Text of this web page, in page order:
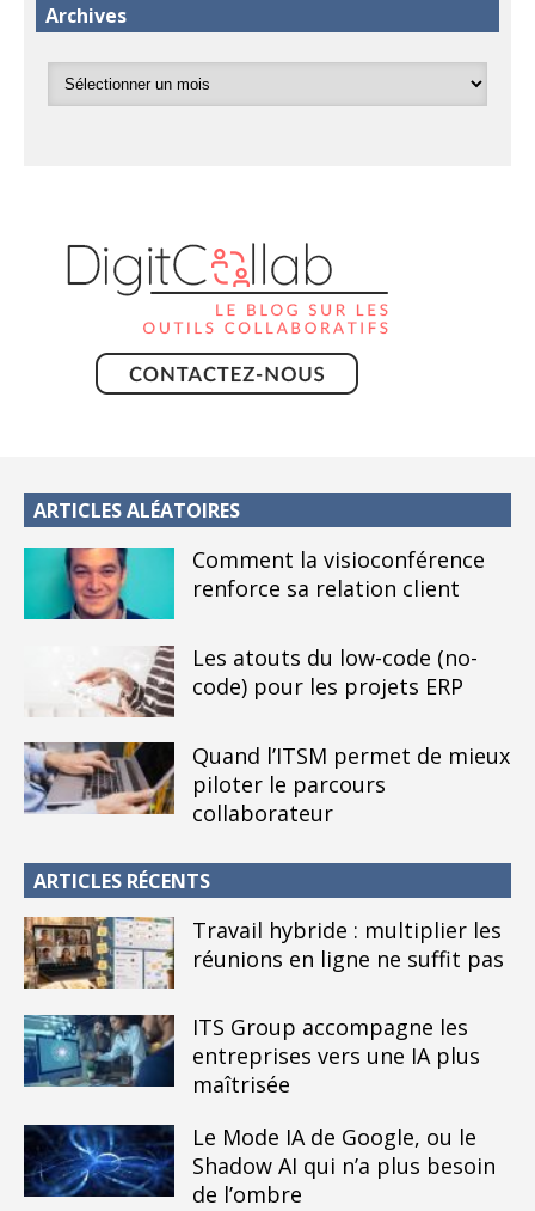
Archives
ARTICLES ALÉATOIRES
Comment la visioconférence
renforce sa relation client
Les atouts du low-code (no-
code) pour les projets ERP
Quand l’ITSM permet de mieux
piloter le parcours
collaborateur
ARTICLES RÉCENTS
Travail hybride : multiplier les
réunions en ligne ne suffit pas
ITS Group accompagne les
entreprises vers une IA plus
maîtrisée
Le Mode IA de Google, ou le
Shadow AI qui n’a plus besoin
de l’ombre